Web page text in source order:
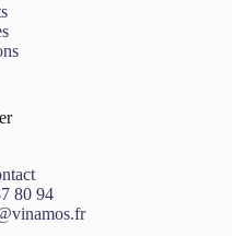
80 94